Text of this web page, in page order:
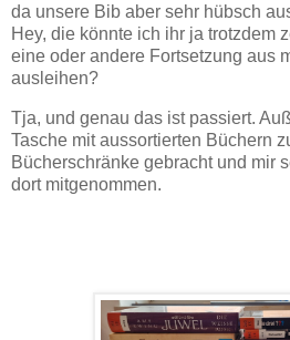
da unsere Bib aber sehr hübsch
Hey, die könnte ich ihr ja trotzdem
eine oder andere Fortsetzung aus
ausleihen?
Tja, und genau das ist passiert.
Tasche mit aussortierten Büchern
Bücherschränke gebracht und mir
dort mitgenommen.